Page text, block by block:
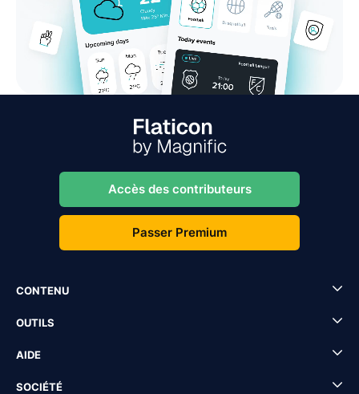
Accès des contributeurs
Passer Premium
CONTENU
OUTILS
AIDE
SOCIÉTÉ